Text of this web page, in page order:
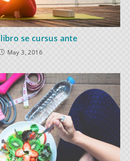
se cursus ante
May 3, 2016